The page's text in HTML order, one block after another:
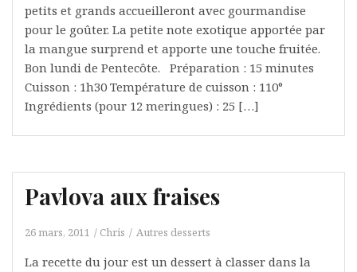
petits et grands accueilleront avec gourmandise
pour le goûter. La petite note exotique apportée par
la mangue surprend et apporte une touche fruitée.
Bon lundi de Pentecôte. Préparation : 15 minutes
Cuisson : 1h30 Température de cuisson : 110°
Ingrédients (pour 12 meringues) : 25 […]
Pavlova aux fraises
26 mars, 2011 Chris Autres desserts
La recette du jour est un dessert à classer dans la